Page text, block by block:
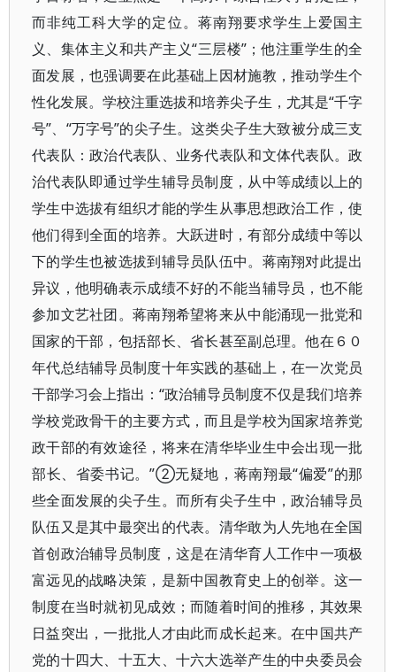
而非纯工科大学的定位。蒋南翔要求学生上爱国主
义、集体主义和共产主义“三层楼”；他注重学生的全
面发展，也强调要在此基础上因材施教，推动学生个
性化发展。学校注重选拔和培养尖子生，尤其是“千字
号”、“万字号”的尖子生。这类尖子生大致被分成三支
代表队：政治代表队、业务代表队和文体代表队。政
治代表队即通过学生辅导员制度，从中等成绩以上的
学生中选拔有组织才能的学生从事思想政治工作，使
他们得到全面的培养。大跃进时，有部分成绩中等以
下的学生也被选拔到辅导员队伍中。蒋南翔对此提出
异议，他明确表示成绩不好的不能当辅导员，也不能
参加文艺社团。蒋南翔希望将来从中能涌现一批党和
国家的干部，包括部长、省长甚至副总理。他在６０
年代总结辅导员制度十年实践的基础上，在一次党员
干部学习会上指出：“政治辅导员制度不仅是我们培养
学校党政骨干的主要方式，而且是学校为国家培养党
政干部的有效途径，将来在清华毕业生中会出现一批
部长、省委书记。”②无疑地，蒋南翔最“偏爱”的那
些全面发展的尖子生。而所有尖子生中，政治辅导员
队伍又是其中最突出的代表。清华敢为人先地在全国
首创政治辅导员制度，这是在清华育人工作中一项极
富远见的战略决策，是新中国教育史上的创举。这一
制度在当时就初见成效；而随着时间的推移，其效果
日益突出，一批批人才由此而成长起来。在中国共产
党的十四大、十五大、十六大选举产生的中央委员会